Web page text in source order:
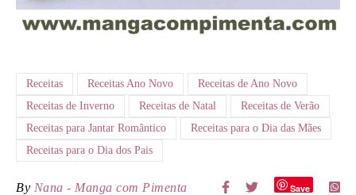
Receitas Receitas Ano Novo
Receitas de Ano Novo
Receitas de Inverno
Receitas de Natal
Receitas de Verão
Receitas para Jantar Romântico
Receitas para o Dia das Mães
Receitas para o Dia dos Pais
By Nana - Manga com Pimenta Save